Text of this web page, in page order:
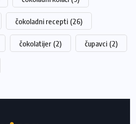
čokoladni recepti (26)
čokolatijer (2) čupavci (2)